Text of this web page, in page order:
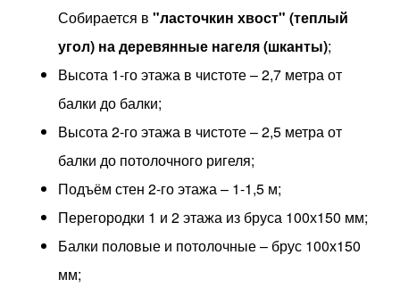
Собирается в "ласточкин хвост" (теплый
угол) на деревянные нагеля (шканты);
Высота 1-го этажа в чистоте – 2,7 метра от
балки до балки;
Высота 2-го этажа в чистоте – 2,5 метра от
балки до потолочного ригеля;
Подъём стен 2-го этажа – 1-1,5 м;
Перегородки 1 и 2 этажа из бруса 100х150 мм;
Балки половые и потолочные – брус 100х150
мм;